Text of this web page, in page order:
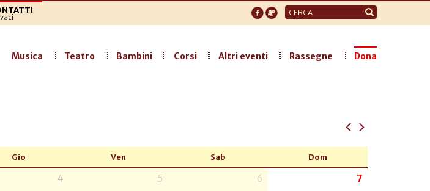
Form
di
Musica Teatro Bambini Corsi Altri eventi Rassegne Dona
Gio Ven Sab Dom
4 5 6 7